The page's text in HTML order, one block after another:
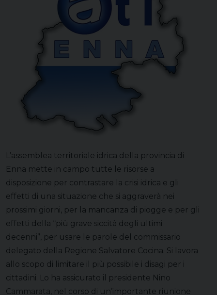
L’assemblea territoriale idrica della provincia di
Enna mette in campo tutte le risorse a
disposizione per contrastare la crisi idrica e gli
effetti di una situazione che si aggraverà nei
prossimi giorni, per la mancanza di piogge e per gli
effetti della “più grave siccità degli ultimi
decenni”, per usare le parole del commissario
delegato della Regione Salvatore Cocina. Si lavora
allo scopo di limitare il più possibile i disagi per i
cittadini. Lo ha assicurato il presidente Nino
Cammarata, nel corso di un’importante riunione